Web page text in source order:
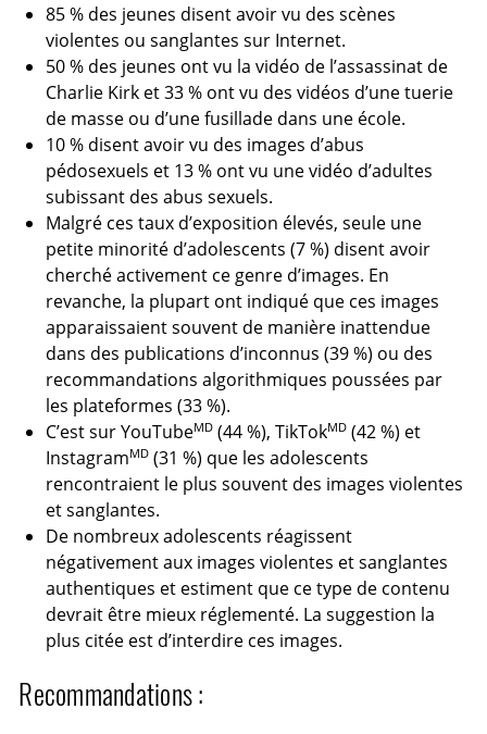
85 % des jeunes disent avoir vu des scènes
violentes ou sanglantes sur Internet.
50 % des jeunes ont vu la vidéo de l’assassinat de
Charlie Kirk et 33 % ont vu des vidéos d’une tuerie
de masse ou d’une fusillade dans une école.
10 % disent avoir vu des images d’abus
pédosexuels et 13 % ont vu une vidéo d’adultes
subissant des abus sexuels.
Malgré ces taux d’exposition élevés, seule une
petite minorité d’adolescents (7 %) disent avoir
cherché activement ce genre d’images. En
revanche, la plupart ont indiqué que ces images
apparaissaient souvent de manière inattendue
dans des publications d’inconnus (39 %) ou des
recommandations algorithmiques poussées par
les plateformes (33 %).
C’est sur YouTubeMD(44 %), TikTokMD(42 %) et
InstagramMD(31 %) que les adolescents
rencontraient le plus souvent des images violentes
et sanglantes.
De nombreux adolescents réagissent
négativement aux images violentes et sanglantes
authentiques et estiment que ce type de contenu
devrait être mieux réglementé. La suggestion la
plus citée est d’interdire ces images.
Recommandations :